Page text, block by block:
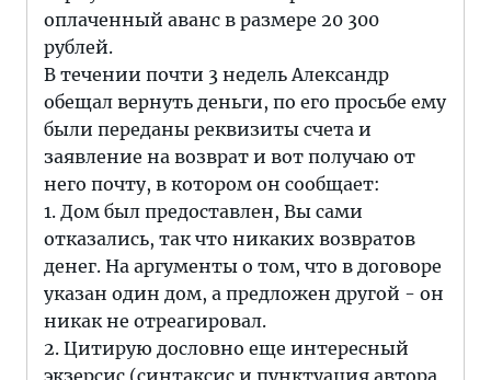
оплаченный аванс в размере 20 300
рублей.
В течении почти 3 недель Александр
обещал вернуть деньги, по его просьбе ему
были переданы реквизиты счета и
заявление на возврат и вот получаю от
него почту, в котором он сообщает:
1. Дом был предоставлен, Вы сами
отказались, так что никаких возвратов
денег. На аргументы о том, что в договоре
указан один дом, а предложен другой - он
никак не отреагировал.
2. Цитирую дословно еще интересный
экзерсис (синтаксис и пунктуация автора